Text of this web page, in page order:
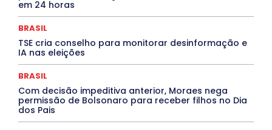
DESTAQUES OUTROS
Especial
Espírito Santo ESPORTE
ESTÁGIO
EVENTOS
Febre Oropouche
FILMES
Goiás
Jogos Online
JUDICIÁRIO LITERATURA
Maranhão
Marburg
Mato Grosso
Mato Grosso do Sul
MEIO AMBIENTE
MÚSICA
O Plantonista Opinião Oropouche
Pará
em 24 horas
BRASIL
TSE cria conselho para monitorar desinformação e
IA nas eleições
BRASIL
Com decisão impeditiva anterior, Moraes nega
permissão de Bolsonaro para receber filhos no Dia
dos Pais